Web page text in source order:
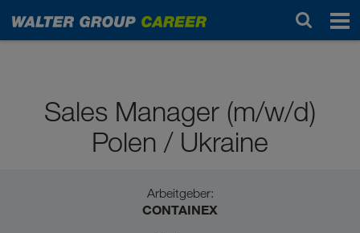
Professionals / Berufserfahrene
Sales Manager (m/w/d)
Polen / Ukraine
Arbeitgeber:
CONTAINEX